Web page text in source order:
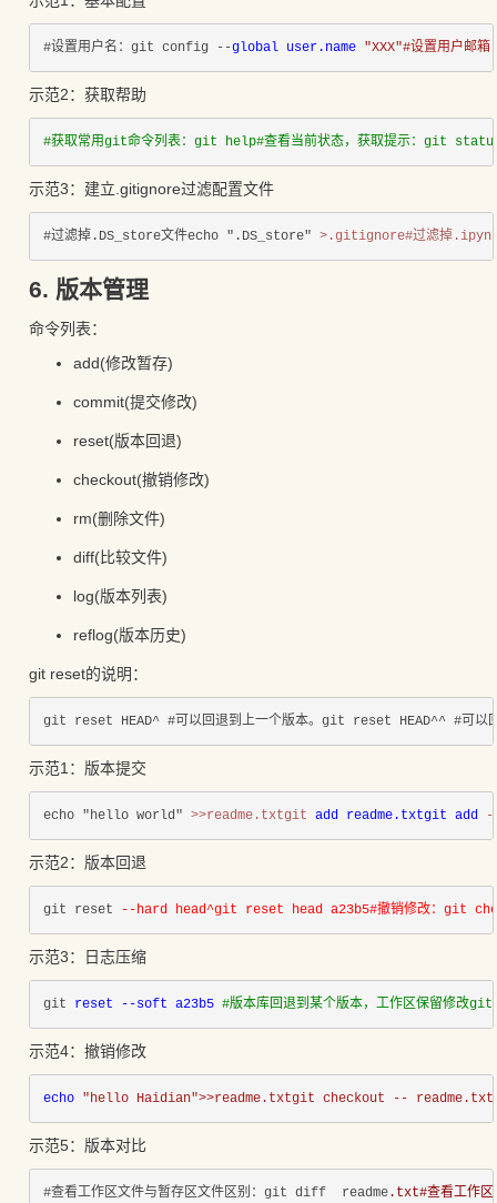
#设置用户名：git config --global user.name "XXX"#设置用户邮
示范2：获取帮助
#获取常用git命令列表：git help#查看当前状态，获取提示：git
示范3：建立.gitignore过滤配置文件
#过滤掉.DS_store文件echo ".DS_store" >.gitignore#过滤掉
6. 版本管理
命令列表：
add(修改暂存)
commit(提交修改)
reset(版本回退)
checkout(撤销修改)
rm(删除文件)
diff(比较文件)
log(版本列表)
reflog(版本历史)
git reset的说明：
git reset HEAD^ #可以回退到上一个版本。git reset HEAD^^ #可
示范1：版本提交
echo "hello world" >>readme.txtgit add readme.txtgit add
示范2：版本回退
git reset --hard head^git reset head a23b5#撤销修改：git
示范3：日志压缩
git reset --soft a23b5 #版本库回退到某个版本，工作区保留修改
示范4：撤销修改
echo "hello Haidian">>readme.txtgit checkout --
示范5：版本对比
#查看工作区文件与暂存区文件区别：git diff  readme .txt#查看工作